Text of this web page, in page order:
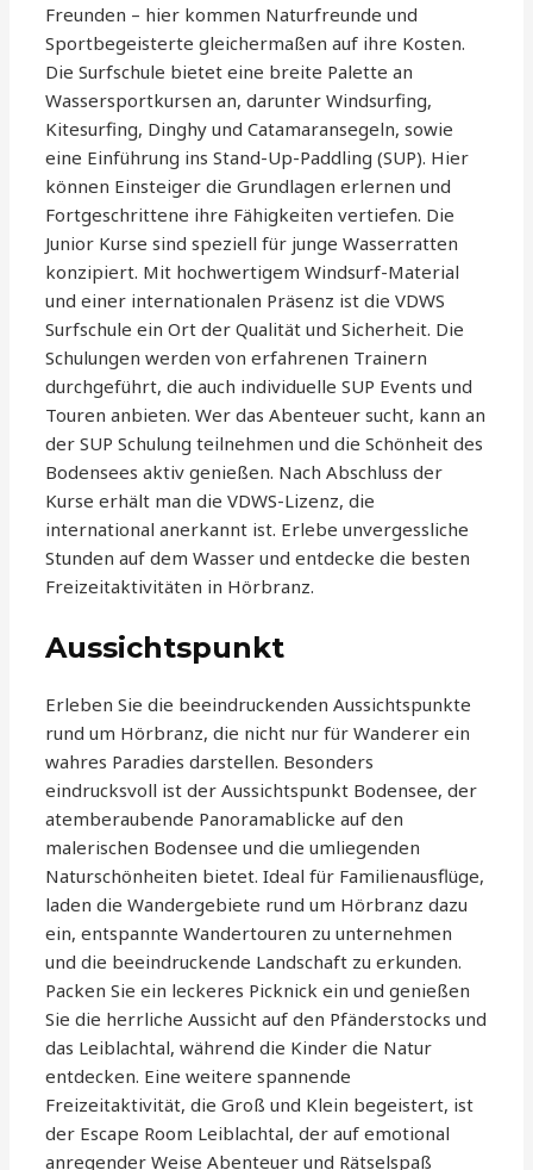
Freunden – hier kommen Naturfreunde und
Sportbegeisterte gleichermaßen auf ihre Kosten.
Die Surfschule bietet eine breite Palette an
Wassersportkursen an, darunter Windsurfing,
Kitesurfing, Dinghy und Catamaransegeln, sowie
eine Einführung ins Stand-Up-Paddling (SUP). Hier
können Einsteiger die Grundlagen erlernen und
Fortgeschrittene ihre Fähigkeiten vertiefen. Die
Junior Kurse sind speziell für junge Wasserratten
konzipiert. Mit hochwertigem Windsurf-Material
und einer internationalen Präsenz ist die VDWS
Surfschule ein Ort der Qualität und Sicherheit. Die
Schulungen werden von erfahrenen Trainern
durchgeführt, die auch individuelle SUP Events und
Touren anbieten. Wer das Abenteuer sucht, kann an
der SUP Schulung teilnehmen und die Schönheit des
Bodensees aktiv genießen. Nach Abschluss der
Kurse erhält man die VDWS-Lizenz, die
international anerkannt ist. Erlebe unvergessliche
Stunden auf dem Wasser und entdecke die besten
Freizeitaktivitäten in Hörbranz.
Aussichtspunkt
Erleben Sie die beeindruckenden Aussichtspunkte
rund um Hörbranz, die nicht nur für Wanderer ein
wahres Paradies darstellen. Besonders
eindrucksvoll ist der Aussichtspunkt Bodensee, der
atemberaubende Panoramablicke auf den
malerischen Bodensee und die umliegenden
Naturschönheiten bietet. Ideal für Familienausflüge,
laden die Wandergebiete rund um Hörbranz dazu
ein, entspannte Wandertouren zu unternehmen
und die beeindruckende Landschaft zu erkunden.
Packen Sie ein leckeres Picknick ein und genießen
Sie die herrliche Aussicht auf den Pfänderstocks und
das Leiblachtal, während die Kinder die Natur
entdecken. Eine weitere spannende
Freizeitaktivität, die Groß und Klein begeistert, ist
der Escape Room Leiblachtal, der auf emotional
anregender Weise Abenteuer und Rätselspaß